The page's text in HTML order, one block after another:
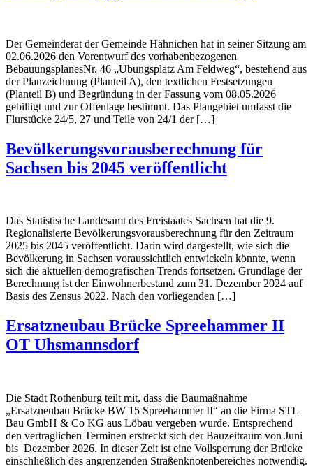
Der Gemeinderat der Gemeinde Hähnichen hat in seiner Sitzung am
02.06.2026 den Vorentwurf des vorhabenbezogenen
BebauungsplanesNr. 46 „Übungsplatz Am Feldweg“, bestehend aus
der Planzeichnung (Planteil A), den textlichen Festsetzungen
(Planteil B) und Begründung in der Fassung vom 08.05.2026
gebilligt und zur Offenlage bestimmt. Das Plangebiet umfasst die
Flurstücke 24/5, 27 und Teile von 24/1 der […]
Bevölkerungsvorausberechnung für
Sachsen bis 2045 veröffentlicht
Das Statistische Landesamt des Freistaates Sachsen hat die 9.
Regionalisierte Bevölkerungsvorausberechnung für den Zeitraum
2025 bis 2045 veröffentlicht. Darin wird dargestellt, wie sich die
Bevölkerung in Sachsen voraussichtlich entwickeln könnte, wenn
sich die aktuellen demografischen Trends fortsetzen. Grundlage der
Berechnung ist der Einwohnerbestand zum 31. Dezember 2024 auf
Basis des Zensus 2022. Nach den vorliegenden […]
Ersatzneubau Brücke Spreehammer II
OT Uhsmannsdorf
Die Stadt Rothenburg teilt mit, dass die Baumaßnahme
„Ersatzneubau Brücke BW 15 Spreehammer II“ an die Firma STL
Bau GmbH & Co KG aus Löbau vergeben wurde. Entsprechend
den vertraglichen Terminen erstreckt sich der Bauzeitraum von Juni
bis Dezember 2026. In dieser Zeit ist eine Vollsperrung der Brücke
einschließlich des angrenzenden Straßenknotenbereiches notwendig.